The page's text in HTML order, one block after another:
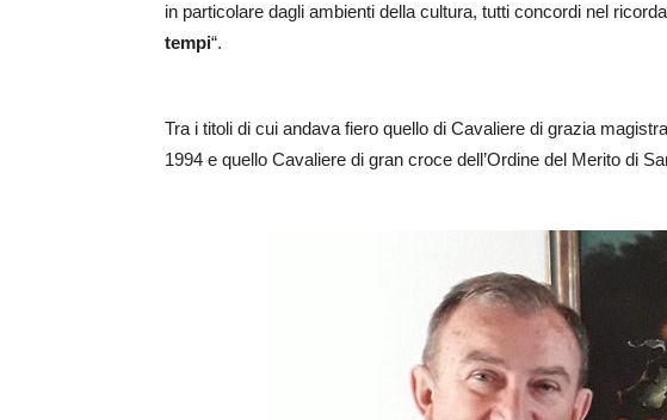
in particolare dagli ambienti della cultura, tutti concordi nel
tempi“.
Tra i titoli di cui andava fiero quello di Cavaliere di grazia
1994 e quello Cavaliere di gran croce dell’Ordine del Merito di